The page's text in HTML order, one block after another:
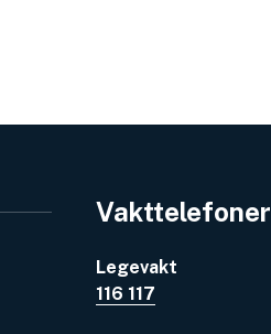
Vakttelefoner
Legevakt
116 117